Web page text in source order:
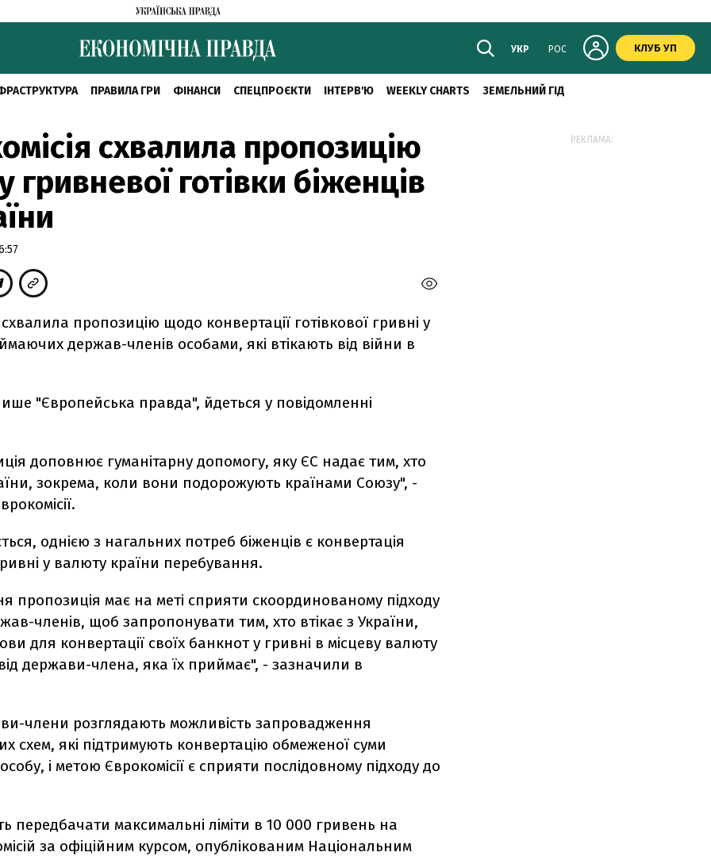
УКР РОС КЛУБ УП
ПРАВИЛА ГРИ ФІНАНСИ СПЕЦПРОЄКТИ ІНТЕРВ'Ю WEEKLY CHARTS ЗЕМЕЛЬНИЙ ГІД
схвалила пропозицію
гривневої готівки біженців
схвалила пропозицію щодо конвертації готівкової гривні у
держав-членів особами, які втікають від війни в
"Європейська правда", йдеться у повідомленні
доповнює гуманітарну допомогу, яку ЄС надає тим, хто
зокрема, коли вони подорожують країнами Союзу", -
однією з нагальних потреб біженців є конвертація
у валюту країни перебування.
пропозиція має на меті сприяти скоординованому підходу
членів, щоб запропонувати тим, хто втікає з України,
для конвертації своїх банкнот у гривні в місцеву валюту
держави-члена, яка їх приймає", - зазначили в
члени розглядають можливість запровадження
схем, які підтримують конвертацію обмеженої суми
і метою Єврокомісії є сприяти послідовному підходу до
передбачати максимальні ліміти в 10 000 гривень на
за офіційним курсом, опублікованим Національним
РЕКЛАМА: